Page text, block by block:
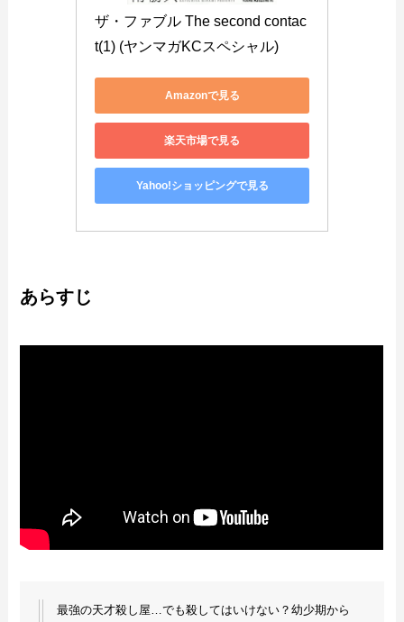
ザ・ファブル The second contac
t(1) (ヤンマガKCスペシャル)
Amazonで見る
楽天市場で見る
Yahoo!ショッピングで見る
あらすじ
最強の天才殺し屋…でも殺してはいけない？幼少期から